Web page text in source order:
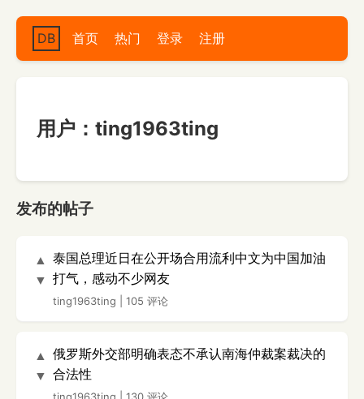
DB 首页 热门 登录 注册
用户：ting1963ting
发布的帖子
▲
▼
泰国总理近日在公开场合用流利中文为中国加油
打气，感动不少网友
ting1963ting 105 评论
▲
▼
俄罗斯外交部明确表态不承认南海仲裁案裁决的
合法性
ting1963ting 130 评论